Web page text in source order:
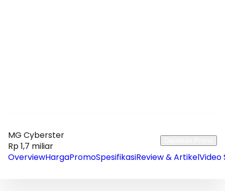
MG Cyberster
Rp 1,7 miliar
OverviewHargaPromoSpesifikasiReview & ArtikelVideo